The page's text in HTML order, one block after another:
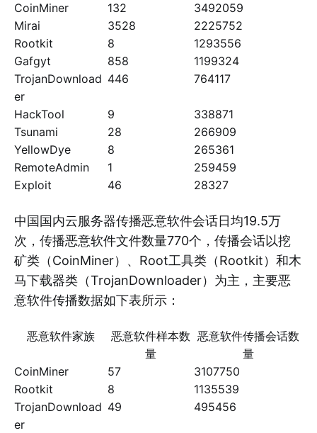
CoinMiner
132
3492059
Mirai
3528
2225752
Rootkit
8
1293556
Gafgyt
858
1199324
TrojanDownload
er
446 764117
HackTool 9
338871
Tsunami
28
266909
YellowDye
8
265361
RemoteAdmin
1
259459
Exploit
46 28327
中国国内云服务器传播恶意软件会话日均19.5万
次，传播恶意软件文件数量770个，传播会话以挖
矿类（CoinMiner）、Root工具类（Rootkit）和木
马下载器类（TrojanDownloader）为主，主要恶
意软件传播数据如下表所示：
恶意软件家族
恶意软件样本数
量
恶意软件传播会话数
量
CoinMiner
57
3107750
Rootkit
8
1135539
TrojanDownload
er
49 495456